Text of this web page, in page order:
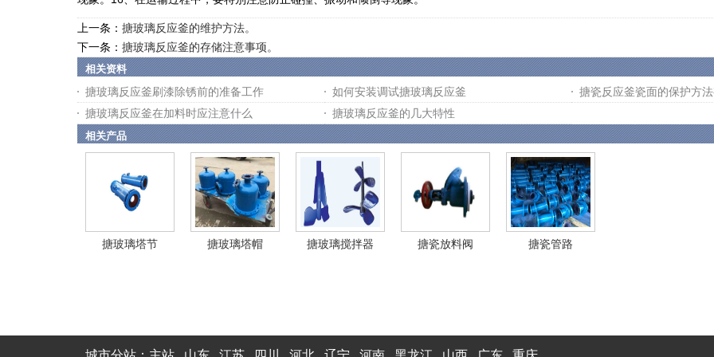
上一条： 搪玻璃反应釜的维护方法。
下一条： 搪玻璃反应釜的存储注意事项。
相关资料
搪玻璃反应釜刷漆除锈前的准备工作 如何安装调试搪玻璃反应釜
搪瓷反应釜瓷面的保护方
搪玻璃反应釜在加料时应注意什么
搪玻璃反应釜的几大特性
相关产品
搪玻璃塔节 搪玻璃塔帽 搪玻璃搅拌器 搪瓷放料阀 搪瓷管路